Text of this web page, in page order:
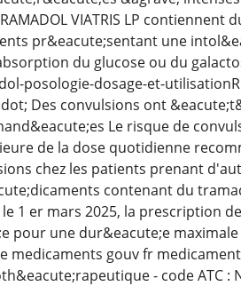
VIATRIS LP contiennent
pr&eacute;sentant une
du glucose ou du
posologie-dosage-et-
Des convulsions ont
Le risque de
de la dose quotidienne
chez les patients prenant
contenant du
1 er mars 2025, la prescription
pour une dur&eacute;e
medicaments gouv fr
- code ATC :